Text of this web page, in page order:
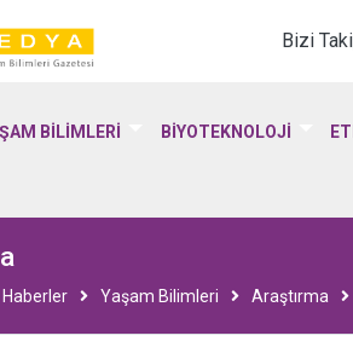
- Bizi
BİLİMLERİ BİYOTEKNOLOJİ
Haberler Yaşam Bilimleri Araştırma